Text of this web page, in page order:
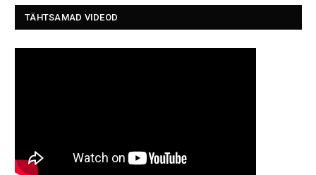
TÄHTSAMAD VIDEOD